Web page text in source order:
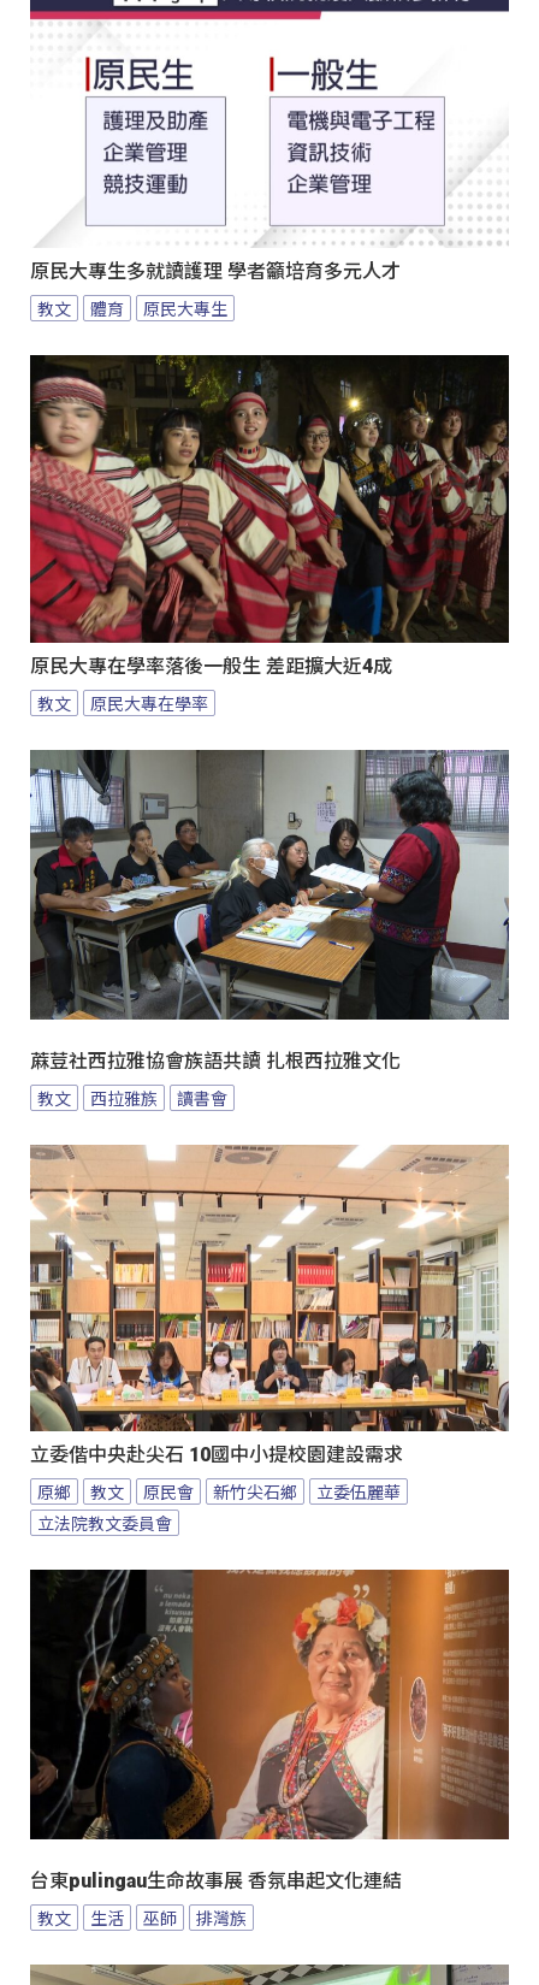
原民大專生多就讀護理 學者籲培育多元人才
教文 體育 原民大專生
原民大專在學率落後一般生 差距擴大近4成
教文 原民大專在學率
蔴荳社西拉雅協會族語共讀 扎根西拉雅文化
教文 西拉雅族 讀書會
立委偕中央赴尖石 10國中小提校園建設需求
原鄉 教文 原民會 新竹尖石鄉
立委伍麗華
立法院教文委員會
台東pulingau生命故事展 香氛串起文化連結
教文 生活 巫師 排灣族